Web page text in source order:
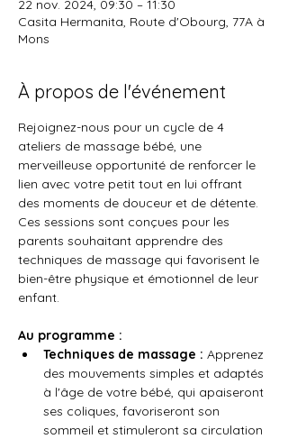
22 nov. 2024, 09:30 – 11:30
Casita Hermanita, Route d'Obourg, 77A à
Mons
À propos de l'événement
Rejoignez-nous pour un cycle de 4
ateliers de massage bébé, une
merveilleuse opportunité de renforcer le
lien avec votre petit tout en lui offrant
des moments de douceur et de détente.
Ces sessions sont conçues pour les
parents souhaitant apprendre des
techniques de massage qui favorisent le
bien-être physique et émotionnel de leur
enfant.
Au programme :
Techniques de massage : Apprenez
des mouvements simples et adaptés
à l'âge de votre bébé, qui apaiseront
ses coliques, favoriseront son
sommeil et stimuleront sa circulation